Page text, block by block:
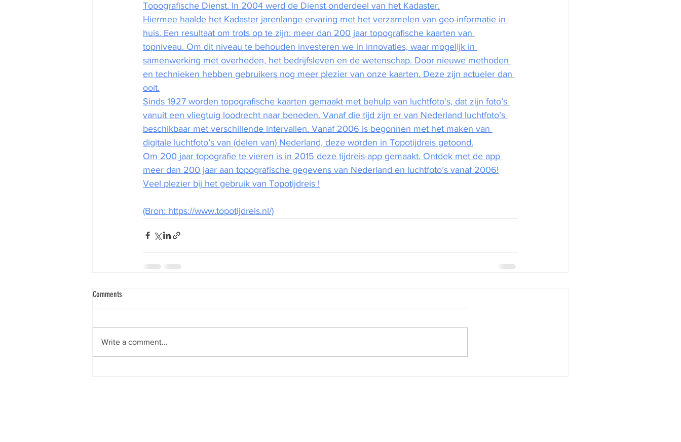
Topografische Dienst. In 2004 werd de Dienst onderdeel van het Kadaster.
Hiermee haalde het Kadaster jarenlange ervaring met het verzamelen van geo-informatie in
huis. Een resultaat om trots op te zijn: meer dan 200 jaar topografische kaarten van
topniveau. Om dit niveau te behouden investeren we in innovaties, waar mogelijk in
samenwerking met overheden, het bedrijfsleven en de wetenschap. Door nieuwe methoden
en technieken hebben gebruikers nog meer plezier van onze kaarten. Deze zijn actueler dan
ooit.
Sinds 1927 worden topografische kaarten gemaakt met behulp van luchtfoto's, dat zijn foto’s
vanuit een vliegtuig loodrecht naar beneden. Vanaf die tijd zijn er van Nederland luchtfoto’s
beschikbaar met verschillende intervallen. Vanaf 2006 is begonnen met het maken van
digitale luchtfoto’s van (delen van) Nederland, deze worden in Topotijdreis getoond.
Om 200 jaar topografie te vieren is in 2015 deze tijdreis-app gemaakt. Ontdek met de app
meer dan 200 jaar aan topografische gegevens van Nederland en luchtfoto’s vanaf 2006!
Veel plezier bij het gebruik van Topotijdreis !
(Bron: https://www.topotijdreis.nl/)
Comments
Write a comment...